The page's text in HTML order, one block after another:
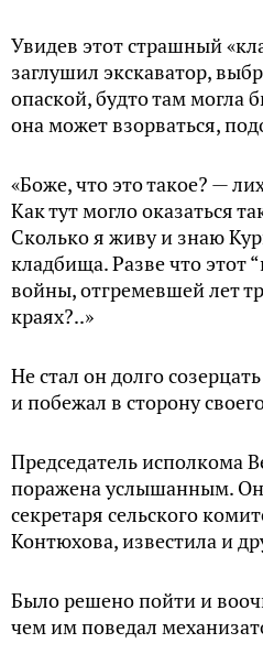
Увидев этот страшный
заглушил экскаватор,
опаской, будто там могла
она может взорваться,
«Боже, что это такое? —
Как тут могло оказаться
Сколько я живу и знаю
кладбища. Разве что этот
войны, отгремевшей лет
краях?..»
Не стал он долго
и побежал в сторону
Председатель исполкома
поражена услышанным.
секретаря сельского
Контюхова, известила и
Было решено пойти и
чем им поведал